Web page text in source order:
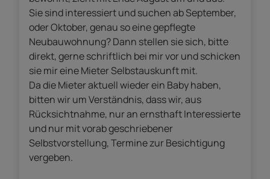
Sie sind interessiert und suchen ab September,
oder Oktober, genau so eine gepflegte
Neubauwohnung? Dann stellen sie sich, bitte
direkt, gerne schriftlich bei mir vor und schicken
sie mir eine Mieter Selbstauskunft mit.
Da die Mieter aktuell wieder ein Baby haben,
bitten wir um Verständnis, dass wir, aus
Rücksichtnahme, nur an ernsthaft Interessierte
und nur mit vorab geschriebener
Selbstvorstellung, Termine zur Besichtigung
vergeben.